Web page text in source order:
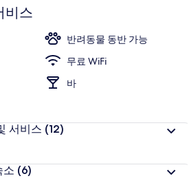
비스
반려동물 동반 가능
무료 WiFi
바
서비스 (12)
소 (6)